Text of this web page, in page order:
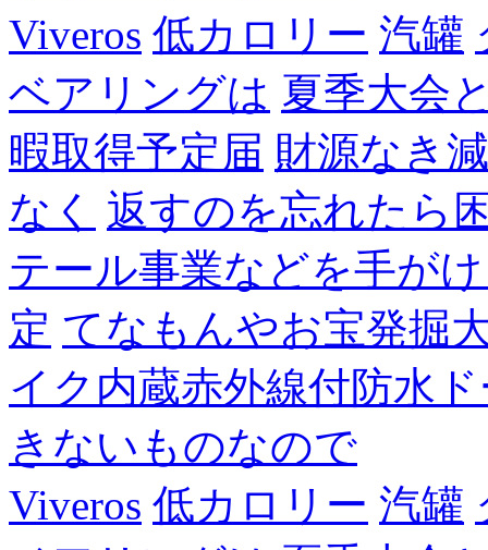
Viveros 低カロリー 汽罐
ベアリングは 夏季大会
暇取得予定届 財源なき
なく
返すのを忘れたら
テール事業などを手が
定 てなもんやお宝発掘
イク内蔵赤外線付防水
きないものなので
Viveros 低カロリー 汽罐